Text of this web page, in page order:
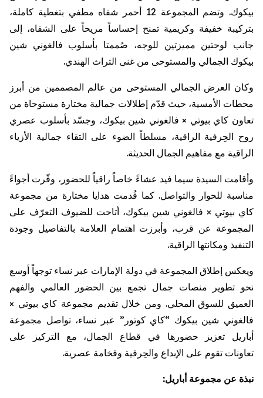
بيكوك
. وتضم المجموعة 12 أحمر شفاه مطفي بتغطية كاملة،
بتركيبة خفيفة وكريمية تمنح إحساساً مريحاً على الشفاه، إلى
جانب لوحتين مميزتين للوجه، صُممتا بأسلوب فالغوني شين
بيكوك الجمالي والمستوحى من غنى التراث الهندي.
وكان العرض الجمالي المستوحى من عالم المصممين من أبرز
محطات الأمسية، حيث قدّم إطلالات جمالية مختارة مستوحاة من
تعاون كاي بيوتي × فالغوني شين بيكوك، وجسّد بأسلوب عصري
روح الحِرفية الراقية، مسلطاً الضوء على التقاء جمالية الأزياء
الراقية مع مفاهيم الجمال الحديثة.
وأقامت السيدة سيما فيد عشاءً خاصاً راقياً للحضور، وفّرت أجواءً
مناسبة للحوار والتواصل. كما قُدمت هدايا مختارة من مجموعة
كاي بيوتي × فالغوني شين بيكوك، أتاحت للضيوف التعرّف على
المجموعة عن قرب، وأبرزت اهتمام العلامة بالتفاصيل وجودة
التنفيذ ومكانتها الراقية.
ويعكس إطلاق المجموعة في دولة الإمارات عبر نساء توجهاً أوسع
نحو تطوير منصات جمال تجمع بين الحضور العالمي والفهم
العميق للسوق المحلي. ومن خلال تقديم مجموعة كاي بيوتي ×
فالغوني شين بيكوك “كاي كوتور” عبر نساء، تواصل مجموعة
أباريل تعزيز حضورها في قطاع الجمال، مع التركيز على
تعاونات تقوم على الإبداع والحِرفية وفخامة عصرية.
نبذة عن مجموعة أباريل: